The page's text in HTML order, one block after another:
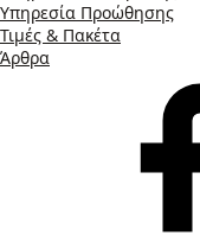
Υπηρεσία Προώθησης
Τιμές & Πακέτα
Άρθρα